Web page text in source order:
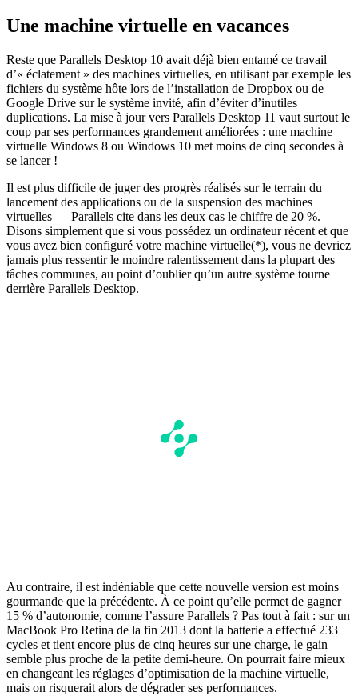
Une machine virtuelle en vacances
Reste que Parallels Desktop 10 avait déjà bien entamé ce travail
d’« éclatement » des machines virtuelles, en utilisant par exemple les
fichiers du système hôte lors de l’installation de Dropbox ou de
Google Drive sur le système invité, afin d’éviter d’inutiles
duplications. La mise à jour vers Parallels Desktop 11 vaut surtout le
coup par ses performances grandement améliorées : une machine
virtuelle Windows 8 ou Windows 10 met moins de cinq secondes à
se lancer !
Il est plus difficile de juger des progrès réalisés sur le terrain du
lancement des applications ou de la suspension des machines
virtuelles — Parallels cite dans les deux cas le chiffre de 20 %.
Disons simplement que si vous possédez un ordinateur récent et que
vous avez bien configuré votre machine virtuelle(*), vous ne devriez
jamais plus ressentir le moindre ralentissement dans la plupart des
tâches communes, au point d’oublier qu’un autre système tourne
derrière Parallels Desktop.
Au contraire, il est indéniable que cette nouvelle version est moins
gourmande que la précédente. À ce point qu’elle permet de gagner
15 % d’autonomie, comme l’assure Parallels ? Pas tout à fait : sur un
MacBook Pro Retina de la fin 2013 dont la batterie a effectué 233
cycles et tient encore plus de cinq heures sur une charge, le gain
semble plus proche de la petite demi-heure. On pourrait faire mieux
en changeant les réglages d’optimisation de la machine virtuelle,
mais on risquerait alors de dégrader ses performances.